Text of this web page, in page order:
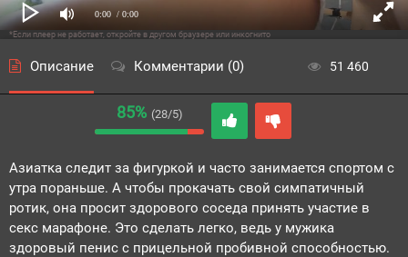
0:00 / 0:00
*Если плеер не работает, откройте в другом браузере или инкогнито
Описание Комментарии (0)
85% (28/5)
51 460
Азиатка следит за фигуркой и часто занимается спортом с
утра пораньше. А чтобы прокачать свой симпатичный
ротик, она просит здорового соседа принять участие в
секс марафоне. Это сделать легко, ведь у мужика
здоровый пенис с прицельной пробивной способностью.